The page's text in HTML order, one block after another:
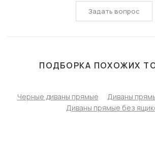
Задать вопрос
ПОДБОРКА ПОХОЖИХ
Черные диваны прямые
Диваны
Диваны прямые без